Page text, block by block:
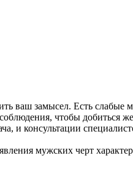
ваш замысел. Есть слабые
чтобы добиться
и консультации
мужских черт